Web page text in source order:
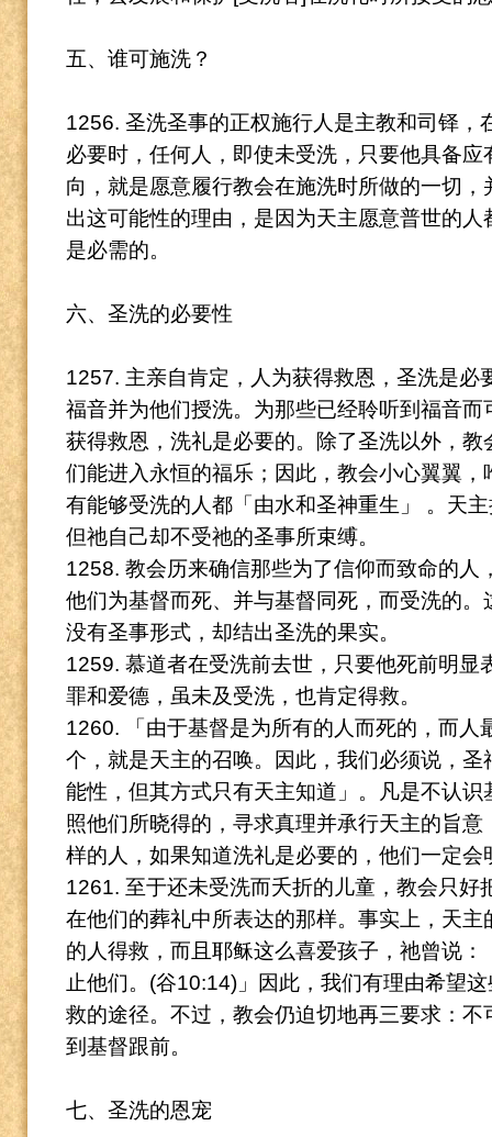
五、谁可施洗？
1256. 圣洗圣事的正权施行人是主教和司铎，
必要时，任何人，即使未受洗，只要他具备
向，就是愿意履行教会在施洗时所做的一切
出这可能性的理由，是因为天主愿意普世的
是必需的。
六、圣洗的必要性
1257. 主亲自肯定，人为获得救恩，圣洗是必
福音并为他们授洗。 为那些已经聆听到福音
获得救恩，洗礼是必要的。 除了圣洗以外，
们能进入永恒的福乐；因此，教会小心翼翼
有能够受洗的人都「由水和圣神重生」 。 天
但祂自己却不受祂的圣事所束缚。
1258. 教会历来确信那些为了信仰而致命的人
他们为基督而死、并与基督同死，而受洗的。
没有圣事形式，却结出圣洗的果实。
1259. 慕道者在受洗前去世，只要他死前明显
罪和爱德，虽未及受洗，也肯定得救。
1260. 「由于基督是为所有的人而死的，而人
个，就是天主的召唤。因此，我们必须说，
能性 ，但其方式只有天主知道」。
凡是不认识
照他们所晓得的，寻求真理并承行天主的旨意
样的人，如果知道洗礼是必要的，他们一定会
1261. 至于还未受洗而夭折的儿童，教会只好
在他们的葬礼中所表达的那样。事实上，天主
的人得救，而且耶稣这么喜爱孩子，祂曾说
止他们。(谷10:14)」因此，我们有理由希望
救的途径。不过，教会仍迫切地再三要求：
到基督跟前。
七、圣洗的恩宠